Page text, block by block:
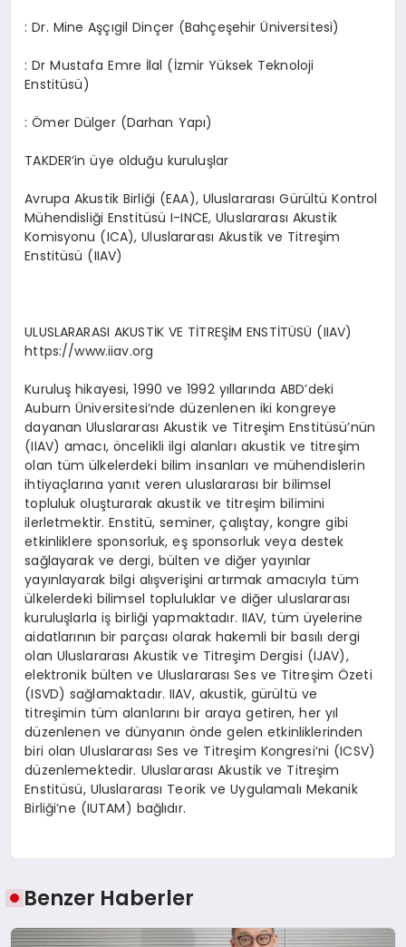
: Dr. Mine Aşçıgil Dinçer (Bahçeşehir Üniversitesi)
: Dr Mustafa Emre İlal (İzmir Yüksek Teknoloji
Enstitüsü)
: Ömer Dülger (Darhan Yapı)
TAKDER’in üye olduğu kuruluşlar
Avrupa Akustik Birliği (EAA), Uluslararası Gürültü Kontrol
Mühendisliği Enstitüsü I-INCE, Uluslararası Akustik
Komisyonu (ICA), Uluslararası Akustik ve Titreşim
Enstitüsü (IIAV)
ULUSLARARASI AKUSTİK VE TİTREŞİM ENSTİTÜSÜ (IIAV)
https://www.iiav.org
Kuruluş hikayesi, 1990 ve 1992 yıllarında ABD’deki
Auburn Üniversitesi’nde düzenlenen iki kongreye
dayanan Uluslararası Akustik ve Titreşim Enstitüsü’nün
(IIAV) amacı, öncelikli ilgi alanları akustik ve titreşim
olan tüm ülkelerdeki bilim insanları ve mühendislerin
ihtiyaçlarına yanıt veren uluslararası bir bilimsel
topluluk oluşturarak akustik ve titreşim bilimini
ilerletmektir. Enstitü, seminer, çalıştay, kongre gibi
etkinliklere sponsorluk, eş sponsorluk veya destek
sağlayarak ve dergi, bülten ve diğer yayınlar
yayınlayarak bilgi alışverişini artırmak amacıyla tüm
ülkelerdeki bilimsel topluluklar ve diğer uluslararası
kuruluşlarla iş birliği yapmaktadır. IIAV, tüm üyelerine
aidatlarının bir parçası olarak hakemli bir basılı dergi
olan Uluslararası Akustik ve Titreşim Dergisi (IJAV),
elektronik bülten ve Uluslararası Ses ve Titreşim Özeti
(ISVD) sağlamaktadır. IIAV, akustik, gürültü ve
titreşimin tüm alanlarını bir araya getiren, her yıl
düzenlenen ve dünyanın önde gelen etkinliklerinden
biri olan Uluslararası Ses ve Titreşim Kongresi’ni (ICSV)
düzenlemektedir. Uluslararası Akustik ve Titreşim
Enstitüsü, Uluslararası Teorik ve Uygulamalı Mekanik
Birliği’ne (IUTAM) bağlıdır.
Benzer Haberler